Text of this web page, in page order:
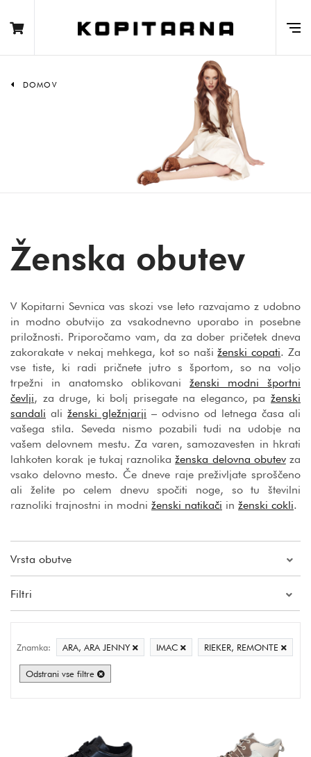
DOMOV
Ženska obutev
V Kopitarni Sevnica vas skozi vse leto razvajamo z udobno
in modno obutvijo za vsakodnevno uporabo in posebne
priložnosti. Priporočamo vam, da za dober pričetek dneva
zakorakate v nekaj mehkega, kot so našiženski copati. Za
vse tiste, ki radi pričnete jutro s športom, so na voljo
trpežni in anatomsko oblikovani ženski modni športni
čevlji, za druge, ki bolj prisegate na eleganco, pa ženski
sandali ali ženski gležnjarji – odvisno od letnega časa ali
vašega stila. Seveda nismo pozabili tudi na udobje na
vašem delovnem mestu. Za varen, samozavesten in hkrati
lahkoten korak je tukaj raznolikaženska delovna obutevza
vsako delovno mesto. Če dneve raje preživljate sproščeno
ali želite po celem dnevu spočiti noge, so tu številni
raznoliki trajnostni in modni ženski natikači in ženski cokli.
Vrsta obutve
Filtri
Znamka
Znamka: ARA, ARA JENNY IMAC RIEKER, REMONTE
Odstrani vse filtre